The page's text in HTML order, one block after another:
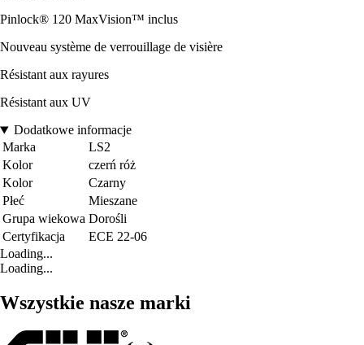
Pinlock® 120 MaxVision™ inclus
Nouveau système de verrouillage de visière
Résistant aux rayures
Résistant aux UV
Dodatkowe informacje
Marka
LS2
Kolor
czerń róż
Kolor
Czarny
Płeć
Mieszane
Grupa wiekowa Dorośli
Certyfikacja
ECE 22-06
Loading...
Loading...
Wszystkie nasze marki